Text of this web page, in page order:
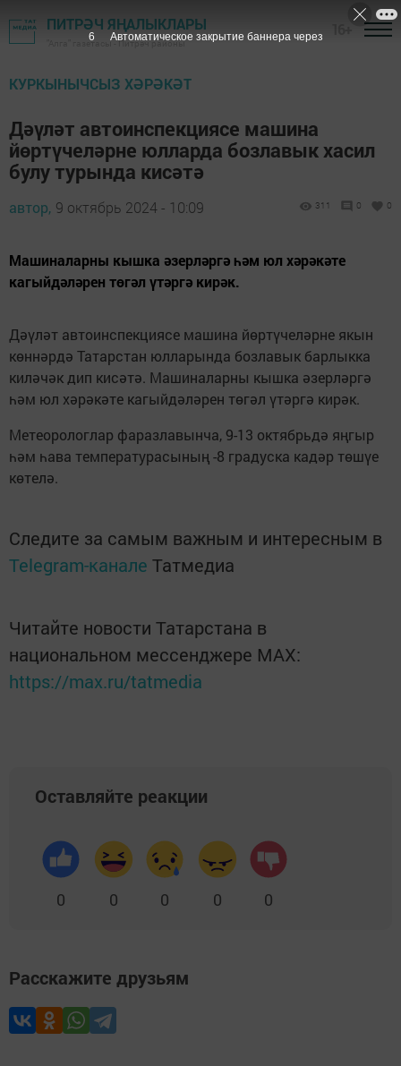
ПИТРӘЧ ЯҢАЛЫКЛАРЫ
"Алга" газетасы - Питрәч районы
КУРКЫНЫЧСЫЗ ХӘРӘКӘТ
Дәүләт автоинспекциясе машина
йөртүчеләрне юлларда бозлавык хасил
булу турында кисәтә
автор, 9 октябрь 2024 - 10:09 311 0 0
Машиналарны кышка әзерләргә һәм юл хәрәкәте
кагыйдәләрен төгәл үтәргә кирәк.
Дәүләт автоинспекциясе машина йөртүчеләрне якын
көннәрдә Татарстан юлларында бозлавык барлыкка
киләчәк дип кисәтә. Машиналарны кышка әзерләргә
һәм юл хәрәкәте кагыйдәләрен төгәл үтәргә кирәк.
Метеорологлар фаразлавынча, 9-13 октябрьдә яңгыр
һәм һава температурасының -8 градуска кадәр төшүе
көтелә.
Следите за самым важным и интересным в
Telegram-канале Татмедиа
Читайте новости Татарстана в
национальном мессенджере MАХ:
https://max.ru/tatmedia
Оставляйте реакции
0 0 0 0 0
Расскажите друзьям
6 Автоматическое закрытие баннера через